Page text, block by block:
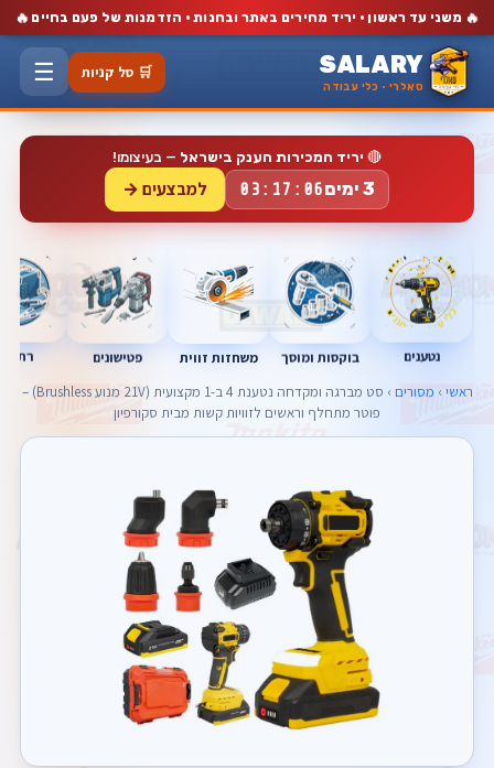
🔥 משני עד ראשון · יריד מחירים באתר ובחנות · הזדמנות של פעם בחיים 🔥
SALARY
סאלרי · כלי עבודה
🛒 סל קניות ☰
🔴 יריד המכירות הענק בישראל — בעיצומו!
3 ימים 03:17:05 למבצעים →
נטענים בוקסות ומוסך משחזות זווית פטישונים
ראשי › מסורים
› סט מברגה ומקדחה נטענת 4 ב-1 מקצועית (21V מנוע Brushless) –
פוטר מתחלף וראשים לזוויות קשות מבית סקורפיון